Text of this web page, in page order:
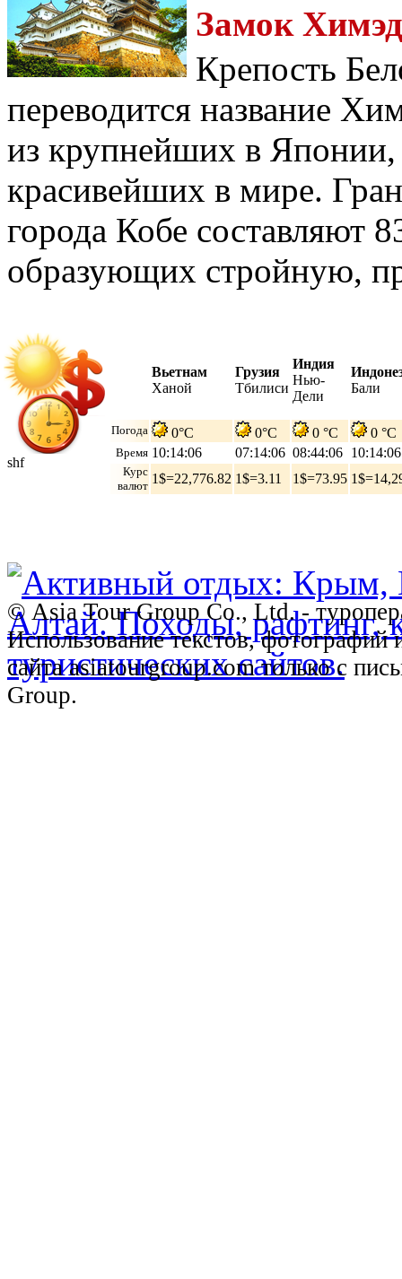
Замок
Крепость
переводится название
из крупнейших в Японии,
красивейших в мире.
города Кобе составляют
образующих стройную,
Вьетнам
Ханой
Грузия
Тбилиси
Индия
Нью-
Дели
Бали
Погода 0°C 0°C 0 °C 0 °C
Время 10:14:07 07:14:07 08:44:07 10:14:07
Курс
валют 1$=22,776.82 1$=3.11 1$=73.95
shf
© Asia Tour Group Co., Ltd. -
Использование текстов,
сайта asiatourgroup.com только с
Group.